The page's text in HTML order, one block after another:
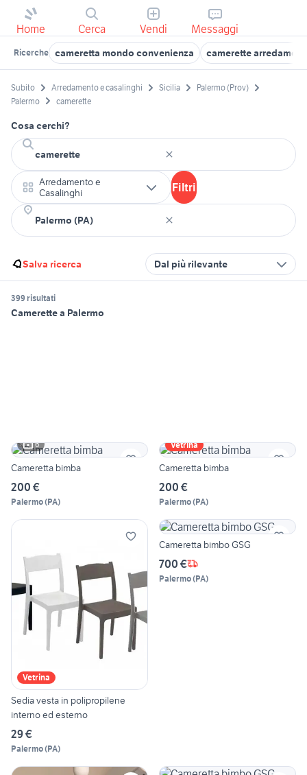
Home Cerca Vendi Messaggi
Ricerche cameretta mondo convenienza camerette
Subito Arredamento e casalinghi Sicilia
Palermo (Prov)
Palermo
camerette
Cosa cerchi?
Arredamento e
Casalinghi
Filtri
Salva ricerca Dal più rilevante
399 risultati
Camerette a Palermo
6
Cameretta bimba
200 €
Palermo(PA)
Vetrina
Cameretta bimba
200 €
Palermo(PA)
Vetrina
Sedia vesta in polipropilene
interno ed esterno
29 €
Palermo(PA)
Cameretta bimbo GSG
700 €
Palermo(PA)